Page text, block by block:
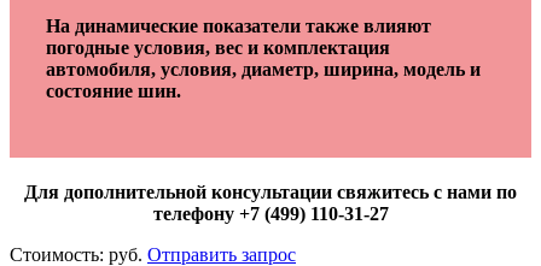
На динамические показатели также влияют
погодные условия, вес и комплектация
автомобиля, условия, диаметр, ширина, модель и
состояние шин.
Для дополнительной консультации свяжитесь с нами по
телефону +7 (499) 110-31-27
Стоимость: руб. Отправить запрос